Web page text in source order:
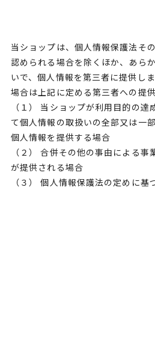
当ショップは、個人情報保護法そ
認められる場合を除くほか、あら
いで、個人情報を第三者に提供し
場合は上記に定める第三者への提
（１） 当ショップが利用目的の
て個人情報の取扱いの全部又は一
個人情報を提供する場合
（２） 合併その他の事由による
が提供される場合
（３） 個人情報保護法の定めに